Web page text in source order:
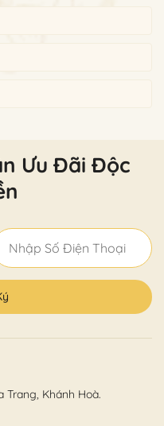
Ưu Đãi Độc
Trang, Khánh Hoà.